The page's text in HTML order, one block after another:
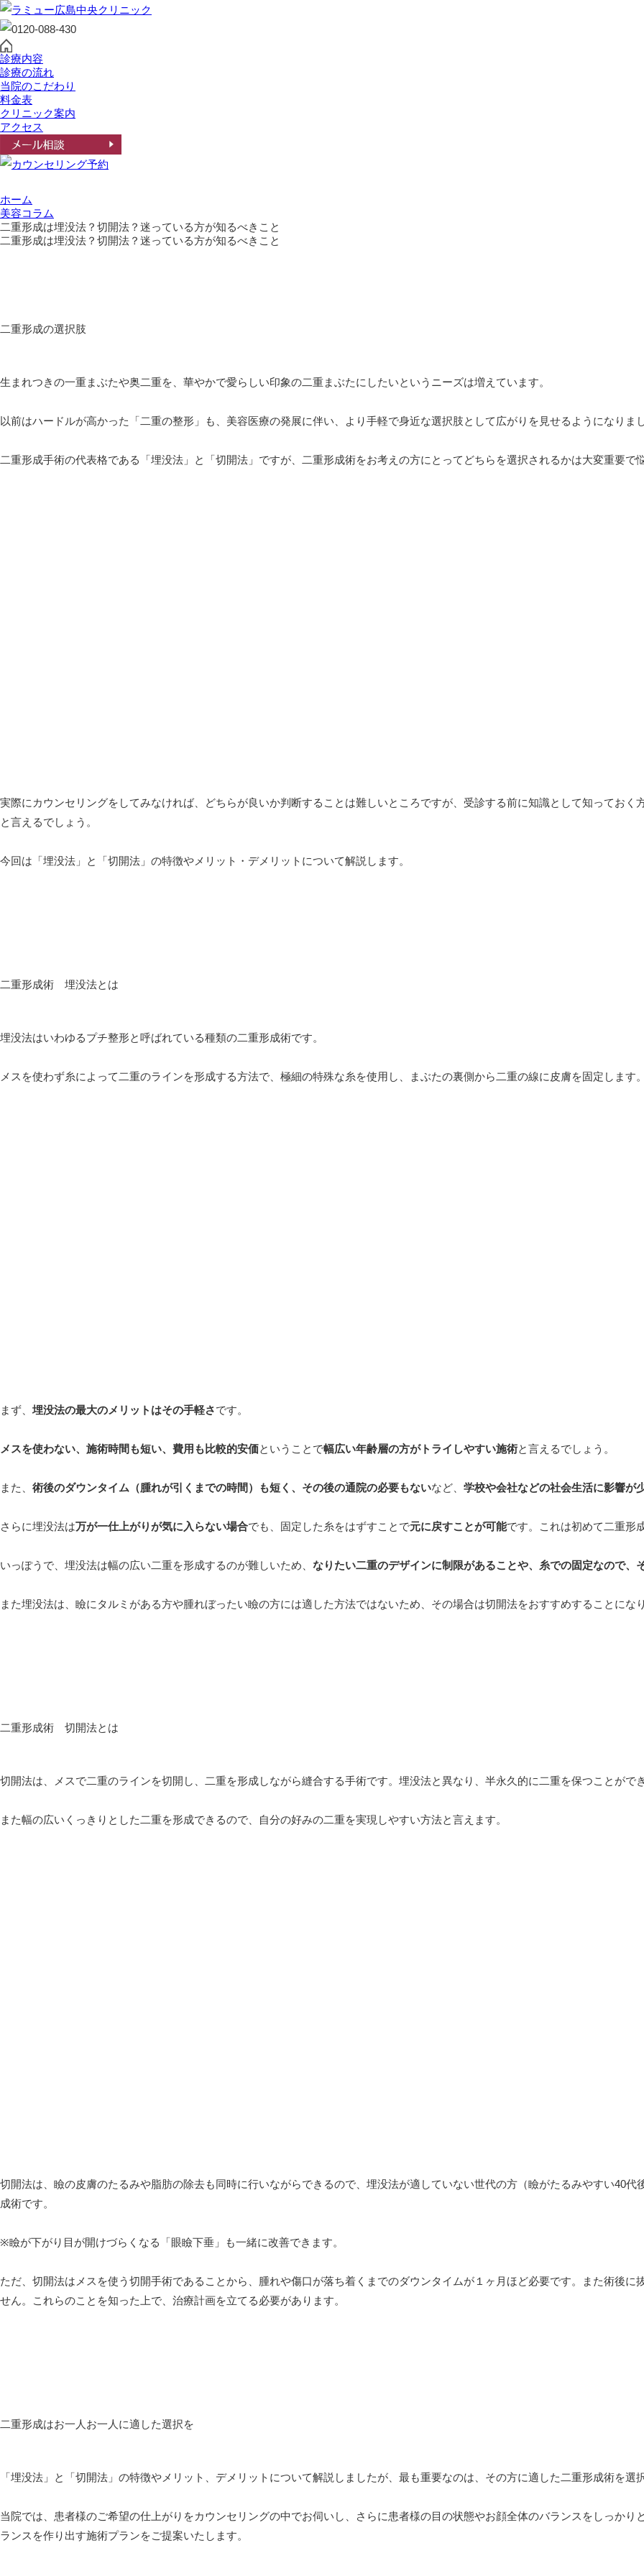
診療内容
診療の流れ
当院のこだわり
料金表
クリニック案内
アクセス
ホーム
美容コラム
二重形成は埋没法？切開法？迷っている方が知るべきこと
二重形成は埋没法？切開法？迷っている方が知るべきこと
二重形成の選択肢
生まれつきの一重まぶたや奥二重を、華やかで愛らしい印象の二重まぶたにしたいというニーズは増えています。
以前はハードルが高かった「二重の整形」も、美容医療の発展に伴い、より手軽で身近な選択肢として広がりを見せるようになりま
二重形成手術の代表格である「埋没法」と「切開法」ですが、二重形成術をお考えの方にとってどちらを選択されるかは大変重要で
実際にカウンセリングをしてみなければ、どちらが良いか判断することは難しいところですが、受診する前に知識として知ってお
と言えるでしょう。
今回は「埋没法」と「切開法」の特徴やメリット・デメリットについて解説します。
二重形成術 埋没法とは
埋没法はいわゆるプチ整形と呼ばれている種類の二重形成術です。
メスを使わず糸によって二重のラインを形成する方法で、極細の特殊な糸を使用し、まぶたの裏側から二重の線に皮膚を固定します
まず、埋没法の最大のメリットはその手軽さです。
メスを使わない、施術時間も短い、費用も比較的安価ということで幅広い年齢層の方がトライしやすい施術と言えるでしょう。
また、 術後のダウンタイム（腫れが引くまでの時間）も短く、その後の通院の必要もないなど、 学校や会社などの社会生活に影響が
さらに埋没法は万が一仕上がりが気に入らない場合でも、固定した糸をはずすことで元に戻すことが可能です。これは初めて二重形
いっぽうで、埋没法は幅の広い二重を形成するのが難しいため、 なりたい二重のデザインに制限があることや、糸での固定なので
また埋没法は、瞼にタルミがある方や腫れぼったい瞼の方には適した方法ではないため、その場合は切開法をおすすめすることにな
二重形成術 切開法とは
切開法は、メスで二重のラインを切開し、二重を形成しながら縫合する手術です。埋没法と異なり、半永久的に二重を保つことがで
また幅の広いくっきりとした二重を形成できるので、自分の好みの二重を実現しやすい方法と言えます。
切開法は、瞼の皮膚のたるみや脂肪の除去も同時に行いながらできるので、埋没法が適していない世代の方（瞼がたるみやすい40
成術です。
※瞼が下がり目が開けづらくなる「眼瞼下垂」も一緒に改善できます。
ただ、切開法はメスを使う切開手術であることから、腫れや傷口が落ち着くまでのダウンタイムが１ヶ月ほど必要です。また術後
せん。これらのことを知った上で、治療計画を立てる必要があります。
二重形成はお一人お一人に適した選択を
「埋没法」と「切開法」の特徴やメリット、デメリットについて解説しましたが、最も重要なのは、その方に適した二重形成術を
当院では、患者様のご希望の仕上がりをカウンセリングの中でお伺いし、さらに患者様の目の状態やお顔全体のバランスをしっか
ランスを作り出す施術プランをご提案いたします。